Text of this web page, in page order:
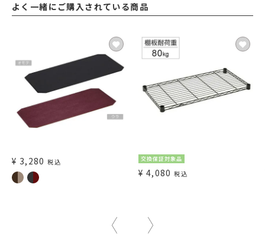
よく一緒にご購入されている商品
¥ 3,280 税込 交換保証対象品
¥ 4,080 税込